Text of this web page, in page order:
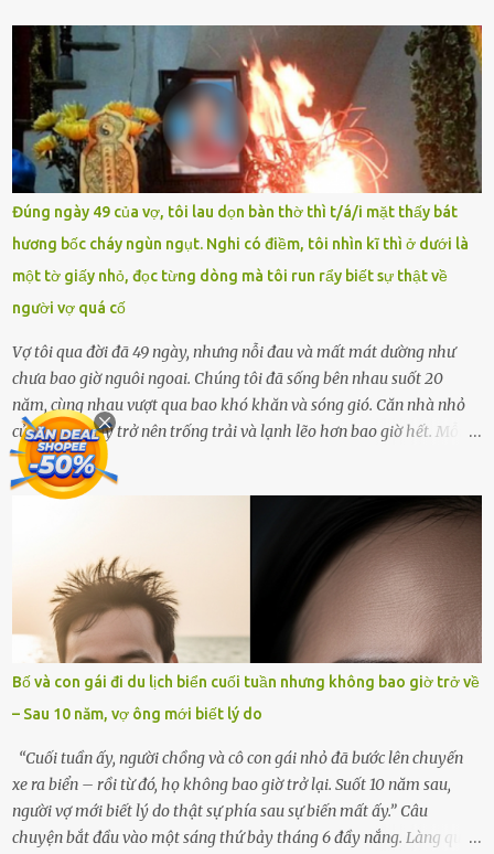
chưa phù hợp, gây xôn xao, bức xúc trong dư luận. Ngay sau đó,
Trường THPT Chuyên Nguyễn Tất Thành báo cáo xác nhận tài
khoản Chu Vinh là của học sinh Chu Ngọc Quang Vinh, lớp 12 Anh
của nhà trường. Nam sinh này từng giành ngôi vô địch, mang về
vòng nguyệt quế cuộc thi tháng 1, quý I, Đường lên đỉnh Olympia
năm thứ 24. Quá trình giáo dục, học sinh Chu Ngọc Quang Vinh đã
nhận thức được nội dung bài viết của bản thân trên mạng xã hội
ngày 1.9 là chưa phù hợp nên đã chủ động gỡ bài viết và đăng bài
xin lỗi trên trang Facebook cá nhân. Chu Ngọc Quang Vinh làm việc
với cơ quan chức năng. Ảnh: Đơn vị cung...
Đúng ngày 49 của vợ, tôi lau dọn bàn thờ thì t/á/i mặt thấy bát
hương bốc cháy ngùn ngụt. Nghi có điềm, tôi nhìn kĩ thì ở dưới là
một tờ giấy nhỏ, đọc từng dòng mà tôi run rẩy biết sự thật về
người vợ quá cố
Vợ tôi qua đời đã 49 ngày, nhưng nỗi đau và mất mát dường như
chưa bao giờ nguôi ngoai. Chúng tôi đã sống bên nhau suốt 20
năm, cùng nhau vượt qua bao khó khăn và sóng gió. Căn nhà nhỏ
của tôi giờ đây trở nên trống trải và lạnh lẽo hơn bao giờ hết. Mỗi
góc trong nhà đều gợi nhớ về hình bóng của cô ấy – người phụ nữ
mà tôi đã yêu thương và chia sẻ cả cuộc đời. Ngày vợ mất, tôi như
rơi vào khoảng trống vô tận, chẳng còn muốn làm gì ngoài việc
ngồi lặng lẽ nhớ về cô ấy. Nhưng cuộc sống không cho phép tôi mãi
chìm đắm trong đau khổ. Họ hàng, bạn bè và những người thân
thiết đã đến bên, giúp tôi tổ chức tang lễ chu toàn. Và hôm nay là
ngày giỗ đầu tiên của vợ, 49 ngày sau khi cô ấy rời xa tôi mãi
mãi.Buổi sáng hôm đó, sau khi cúng cơm xong, tôi quyết định lên
sắp xếp lại bàn thờ vợ. Mọi thứ vẫn như mọi ngày, nhưng có điều gì
đó kỳ lạ mà tôi không thể giải thích được. Trong khoảnh khắc tôi
cúi xuống lau chùi bát hương, một luồng gió lạ thoáng qua, khiến
tôi giật mình. Và rồi, một chuyện kinh...
Bố và con gái đi du lịch biển cuối tuần nhưng không bao giờ trở về
– Sau 10 năm, vợ ông mới biết lý do
“Cuối tuần ấy, người chồng và cô con gái nhỏ đã bước lên chuyến
xe ra biển – rồi từ đó, họ không bao giờ trở lại. Suốt 10 năm sau,
người vợ mới biết lý do thật sự phía sau sự biến mất ấy.” Câu
chuyện bắt đầu vào một sáng thứ bảy tháng 6 đầy nắng. Làng quê